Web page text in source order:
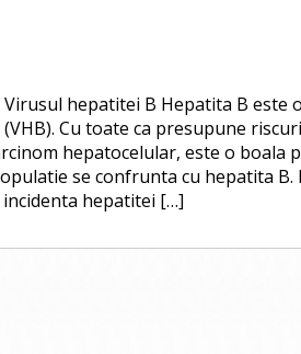
hepatitei B Hepatita B este
Cu toate ca presupune
hepatocelular, este o boala
se confrunta cu hepatita
incidenta hepatitei […]